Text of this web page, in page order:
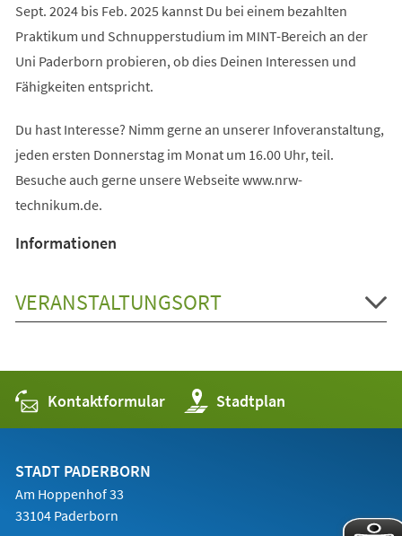
Sept. 2024 bis Feb. 2025 kannst Du bei einem bezahlten
Praktikum und Schnupperstudium im MINT-Bereich an der
Uni Paderborn probieren, ob dies Deinen Interessen und
Fähigkeiten entspricht.
Du hast Interesse? Nimm gerne an unserer Infoveranstaltung,
jeden ersten Donnerstag im Monat um 16.00 Uhr, teil.
Besuche auch gerne unsere Webseite www.nrw-
technikum.de.
Informationen
VERANSTALTUNGSORT
Kontaktformular Stadtplan
(Öffnet
in
einem
STADT PADERBORN
Am Hoppenhof 33
33104 Paderborn